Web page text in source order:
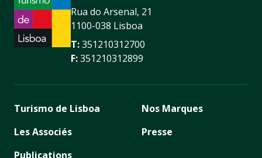
Rua do Arsenal, 21
1100-038 Lisboa
T:351210312700
F:351210312899
Turismo de Lisboa
Les Associés
Publications
Nos Marques
Presse